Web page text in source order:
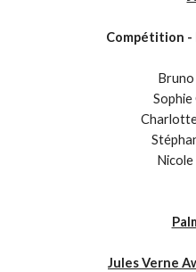
Compétition -
Sophie
Jules Verne